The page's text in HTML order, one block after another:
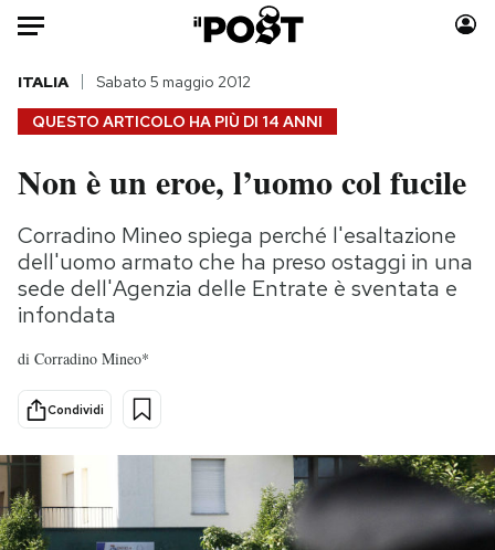
HOME
Italia
Politica
Tecnologia
Internet
Economia
Moda
Consumismi
Storie/Idee
PODCAST
QUESTO ARTICOLO HA PIÙ DI 14 ANNI
ITALIA Sabato 5 maggio 2012
Non è un eroe, l’uomo col fucile
Corradino Mineo spiega perché l'esaltazione
dell'uomo armato che ha preso ostaggi in una
sede dell'Agenzia delle Entrate è sventata e
infondata
di Corradino Mineo*
Condividi